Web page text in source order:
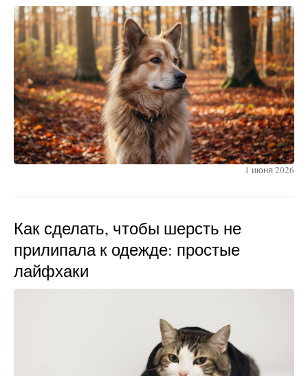
1 июня 2026
Как сделать, чтобы шерсть не
прилипала к одежде: простые
лайфхаки